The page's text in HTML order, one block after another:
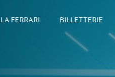
FERRARI BILLETTERIE